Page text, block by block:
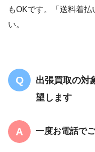
もOKです。「送料着
い。
出張買取の対
望します
一度お電話で